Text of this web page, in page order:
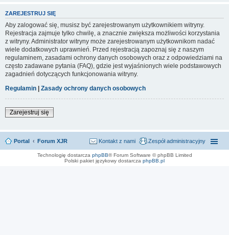
ZAREJESTRUJ SIĘ
Aby zalogować się, musisz być zarejestrowanym użytkownikiem witryny.
Rejestracja zajmuje tylko chwilę, a znacznie zwiększa możliwości korzystania
z witryny. Administrator witryny może zarejestrowanym użytkownikom nadać
wiele dodatkowych uprawnień. Przed rejestracją zapoznaj się z naszym
regulaminem, zasadami ochrony danych osobowych oraz z odpowiedziami na
często zadawane pytania (FAQ), gdzie jest wyjaśnionych wiele podstawowych
zagadnień dotyczących funkcjonowania witryny.
Regulamin
Zasady ochrony danych osobowych
Zarejestruj się
Portal Forum XJR Zespół administracyjny
Kontakt z nami
Technologię dostarcza phpBB® Forum Software © phpBB Limited
Polski pakiet językowy dostarcza phpBB.pl